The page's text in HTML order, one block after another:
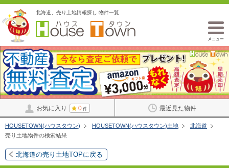
北海道、売り土地情報探し 物件一覧
メニュー
お気に入り 0 件 最近見た物件
HOUSETOWN(ハウスタウン) HOUSETOWN(ハウスタウン)土地
北海道
売り土地物件の検索結果
北海道の売り土地TOPに戻る